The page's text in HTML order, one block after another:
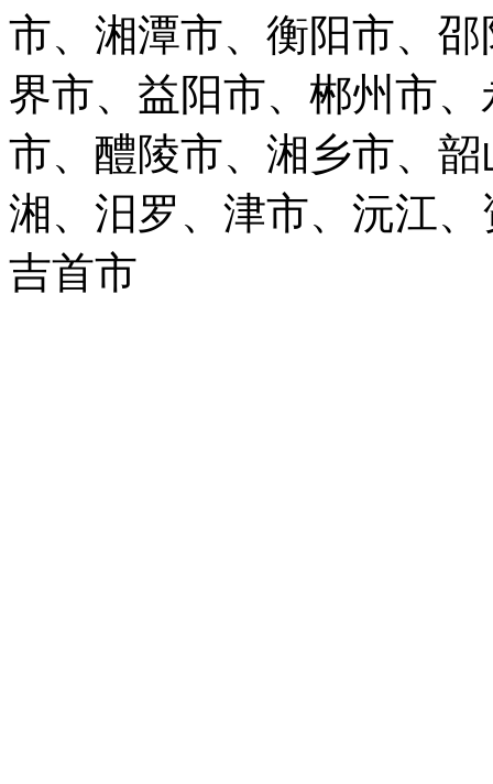
市、湘潭市、衡阳市、
界市、益阳市、郴州市
市、醴陵市、湘乡市、
湘、汨罗、津市、沅江
吉首市